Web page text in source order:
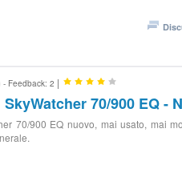
- Feedback: 2 |
70/900 EQ -
70/900 EQ nuovo, mai usato, mai